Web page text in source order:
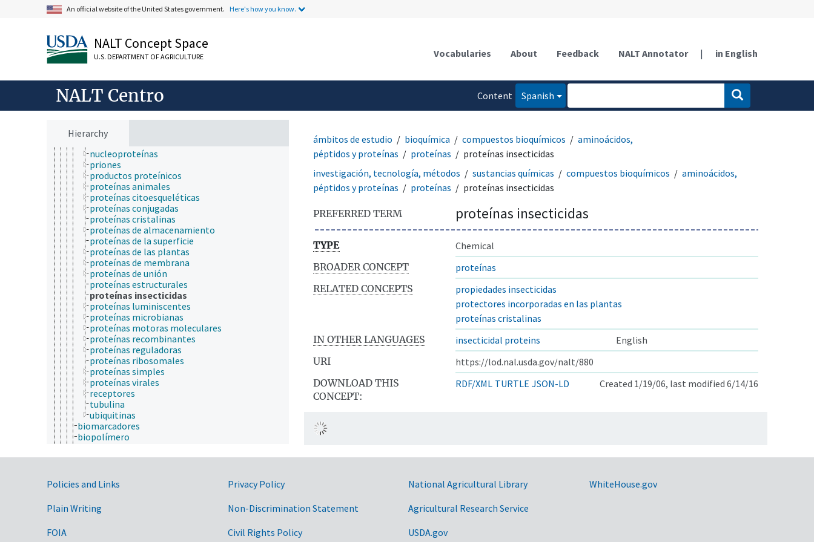
An official website of the United States government. Here's how you know.
NALT Concept Space
U.S. DEPARTMENT OF AGRICULTURE Vocabularies About Feedback NALT Annotator | in English
NALT Centro
Content
Spanish
Hierarchy
aminoácidos
aglutininas
agregados de proteína
complejos multiproteicos
escleroproteínas
factores de transcripción
fosfoproteínas
gelatina
lectinas
nucleoproteínas
priones
productos proteínicos
proteínas animales
proteínas citoesqueléticas
proteínas conjugadas
proteínas cristalinas
proteínas de almacenamiento
proteínas de la superficie
proteínas de las plantas
proteínas de membrana
proteínas de unión
proteínas estructurales
proteínas insecticidas
proteínas luminiscentes
proteínas microbianas
proteínas motoras moleculares
proteínas recombinantes
proteínas reguladoras
proteínas ribosomales
proteínas simples
proteínas virales
receptores
tubulina
ubiquitinas
biomarcadores
biopolímero
coenzimas
enzimas
factores antinutricionales
fitoquímicos
ámbitos de estudio bioquímica compuestos bioquímicos
aminoácidos,
péptidos y proteínas
proteínas
proteínas insecticidas
investigación, tecnología, métodos
sustancias químicas compuestos bioquímicos
aminoácidos,
péptidos y proteínas
proteínas proteínas insecticidas
PREFERRED TERM proteínas insecticidas
TYPE
Chemical
BROADER CONCEPT
proteínas
RELATED CONCEPTS
propiedades insecticidas
protectores incorporadas en las plantas
proteínas cristalinas
IN OTHER LANGUAGES
insecticidal proteins
English
URI
https://lod.nal.usda.gov/nalt/880
DOWNLOAD THIS
CONCEPT:
RDF/XML TURTLE JSON-LD Created 1/19/06, last modified 6/14/16
Government Links
Policies and Links
Plain Writing
FOIA
Privacy Policy
Non-Discrimination Statement
Civil Rights Policy
National Agricultural Library
Agricultural Research Service
USDA.gov
WhiteHouse.gov